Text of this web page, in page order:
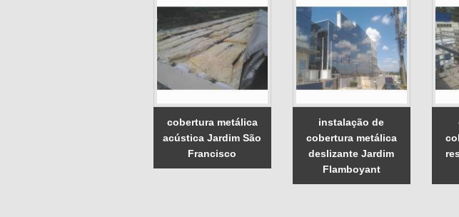
cobertura metálica
acústica Jardim São
Francisco
instalação de
cobertura metálica
deslizante Jardim
Flamboyant